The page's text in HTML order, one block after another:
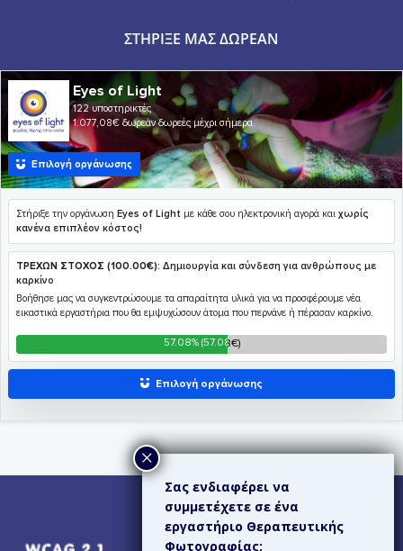
ΣΤΉΡΙΞΕ ΜΑΣ ΔΩΡΕΆΝ
Σας ενδιαφέρει να
συμμετέχετε σε ένα
εργαστήριο Θεραπευτικής
Φωτογραφίας;